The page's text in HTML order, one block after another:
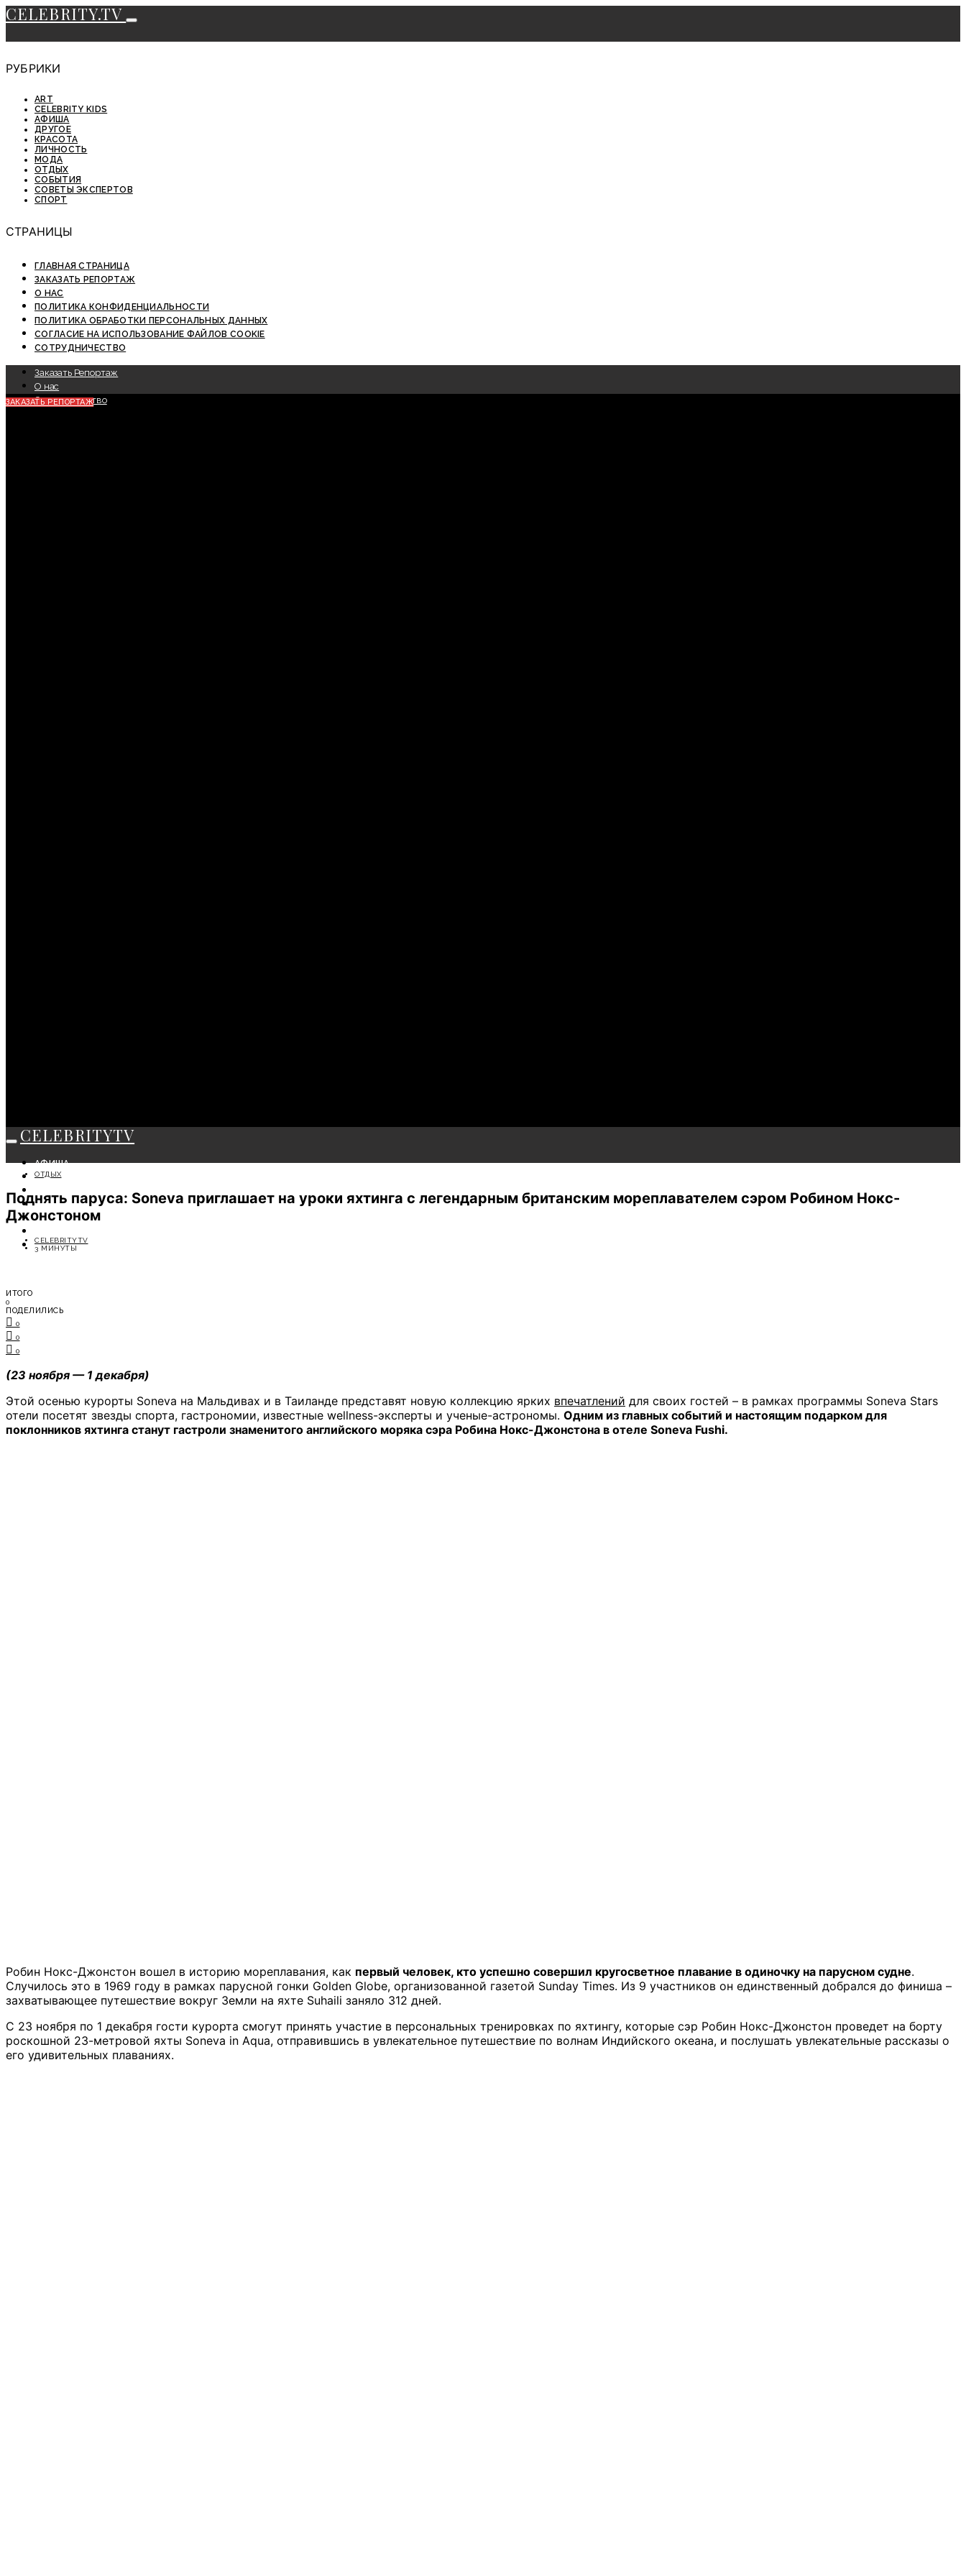
CELEBRITY.TV
РУБРИКИ
ART
CELEBRITY KIDS
АФИША
ДРУГОЕ
КРАСОТА
ЛИЧНОСТЬ
МОДА
ОТДЫХ
СОБЫТИЯ
СОВЕТЫ ЭКСПЕРТОВ
СПОРТ
СТРАНИЦЫ
ГЛАВНАЯ СТРАНИЦА
ЗАКАЗАТЬ РЕПОРТАЖ
О НАС
ПОЛИТИКА КОНФИДЕНЦИАЛЬНОСТИ
ПОЛИТИКА ОБРАБОТКИ ПЕРСОНАЛЬНЫХ ДАННЫХ
СОГЛАСИЕ НА ИСПОЛЬЗОВАНИЕ ФАЙЛОВ COOKIE
СОТРУДНИЧЕСТВО
Заказать Репортаж
О нас
Сотрудничество
ЗАКАЗАТЬ РЕПОРТАЖ
CELEBRITYTV
АФИША
СОБЫТИЯ
МОДА
ЛИЧНОСТЬ
СОВЕТЫ ЭКСПЕРТОВ
ОТДЫХ
Поднять паруса: Soneva приглашает на уроки яхтинга с легендарным британским мореплавателем сэром Робином Нокс-
Джонстоном
CELEBRITYTV
3 МИНУТЫ
ИТОГО
0
ПОДЕЛИЛИСЬ
0
0
0
(23 ноября — 1 декабря)
Этой осенью курорты Soneva на Мальдивах и в Таиланде представят новую коллекцию ярких впечатлений для своих гостей – в рамках программы Soneva Stars
отели посетят звезды спорта, гастрономии, известные wellness-эксперты и ученые-астрономы. Одним из главных событий и настоящим подарком для
поклонников яхтинга станут гастроли знаменитого английского моряка сэра Робина Нокс-Джонстона в отеле Soneva Fushi.
Робин Нокс-Джонстон вошел в историю мореплавания, как первый человек, кто успешно совершил кругосветное плавание в одиночку на парусном судне.
Случилось это в 1969 году в рамках парусной гонки Golden Globe, организованной газетой Sunday Times. Из 9 участников он единственный добрался до финиша –
захватывающее путешествие вокруг Земли на яхте Suhaili заняло 312 дней.
C 23 ноября по 1 декабря гости курорта смогут принять участие в персональных тренировках по яхтингу, которые сэр Робин Нокс-Джонстон проведет на борту
роскошной 23-метровой яхты Soneva in Aqua, отправившись в увлекательное путешествие по волнам Индийского океана, и послушать увлекательные рассказы о
его удивительных плаваниях.